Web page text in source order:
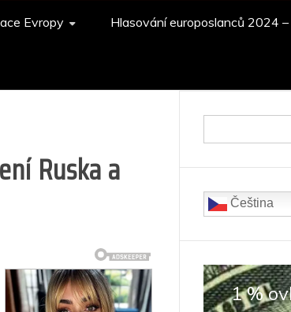
Evropy Hlasování europoslanců 2024
Ruska a
Čeština‎
1 %